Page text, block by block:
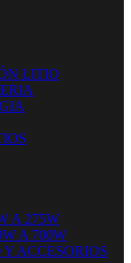
LITIO
A 275W
A 700W
ACCESORIOS